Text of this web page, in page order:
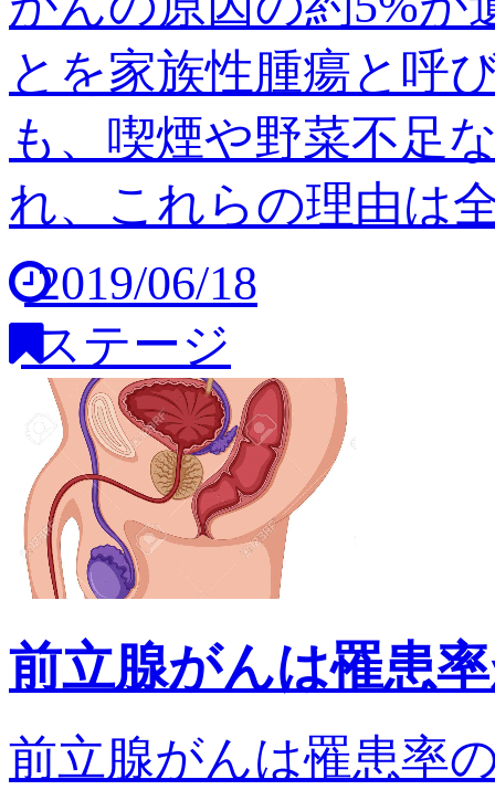
とを家族性腫瘍と呼
も、喫煙や野菜不足
れ、これらの理由は
2019/06/18
ステージ
前立腺がんは罹患
前立腺がんは罹患率